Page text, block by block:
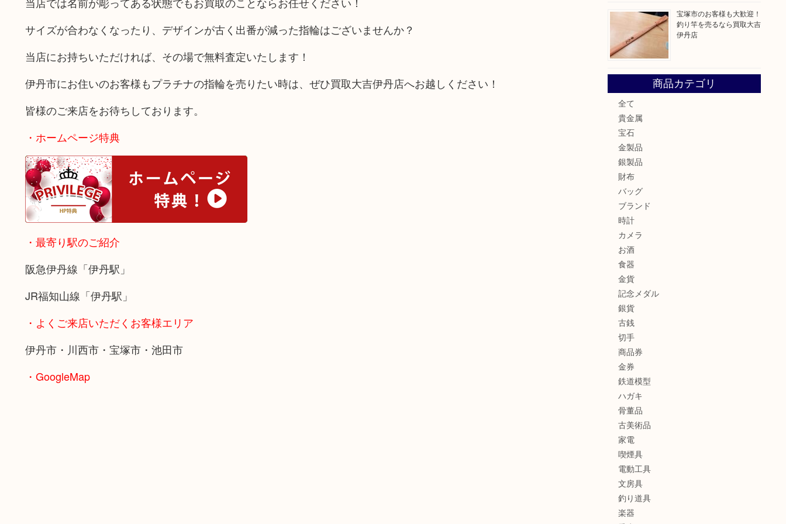
サイズが合わなくなったり、デザインが古く出番が減った指輪はございませんか？
当店にお持ちいただければ、その場で無料査定いたします！
伊丹市にお住いのお客様もプラチナの指輪を売りたい時は、ぜひ買取大吉伊丹店へお越しください！
皆様のご来店をお待ちしております。
・ホームページ特典
・最寄り駅のご紹介
阪急伊丹線「伊丹駅」
JR福知山線「伊丹駅」
・よくご来店いただくお客様エリア
伊丹市・川西市・宝塚市・池田市
・GoogleMap
宝塚市のお客様も大歓迎！
釣り竿を売るなら買取大吉
伊丹店
商品カテゴリ
全て
貴金属
宝石
金製品
銀製品
財布
バッグ
ブランド
時計
カメラ
お酒
食器
金貨
記念メダル
銀貨
古銭
切手
商品券
金券
鉄道模型
ハガキ
骨董品
古美術品
家電
喫煙具
電動工具
文房具
釣り道具
楽器